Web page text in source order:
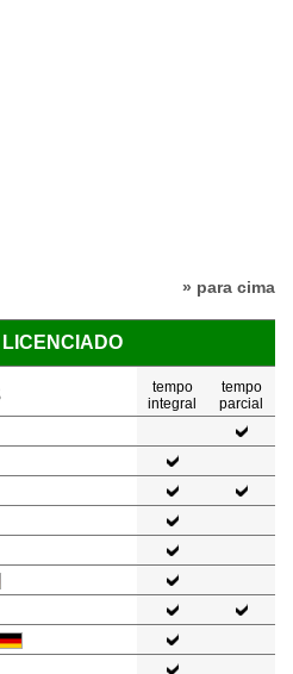
» para cima
LICENCIADO
tempo
integral
tempo
parcial